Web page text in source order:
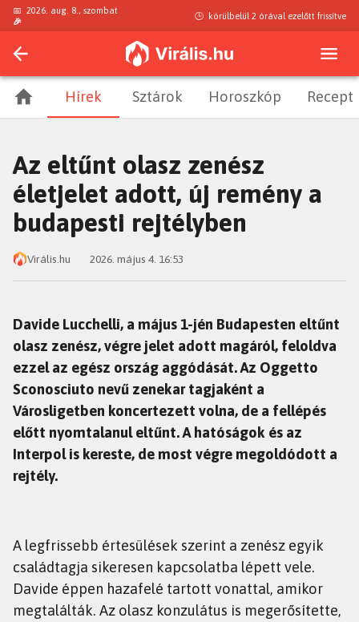
📅 2026. aug. 8., szombat
🎉
🕒 körülbelül 2 órával ezelőtt frissítve
Hírek Sztárok Horoszkóp Recept
Az eltűnt olasz zenész
életjelet adott, új remény a
budapesti rejtélyben
Virális.hu 2026. május 4. 16:53
Davide Lucchelli, a május 1-jén Budapesten eltűnt
olasz zenész, végre jelet adott magáról, feloldva
ezzel az egész ország aggódását. Az Oggetto
Sconosciuto nevű zenekar tagjaként a
Városligetben koncertezett volna, de a fellépés
előtt nyomtalanul eltűnt. A hatóságok és az
Interpol is kereste, de most végre megoldódott a
rejtély.
A legfrissebb értesülések szerint a zenész egyik
családtagja sikeresen kapcsolatba lépett vele.
Davide éppen hazafelé tartott vonattal, amikor
megtalálták. Az olasz konzulátus is megerősítette,